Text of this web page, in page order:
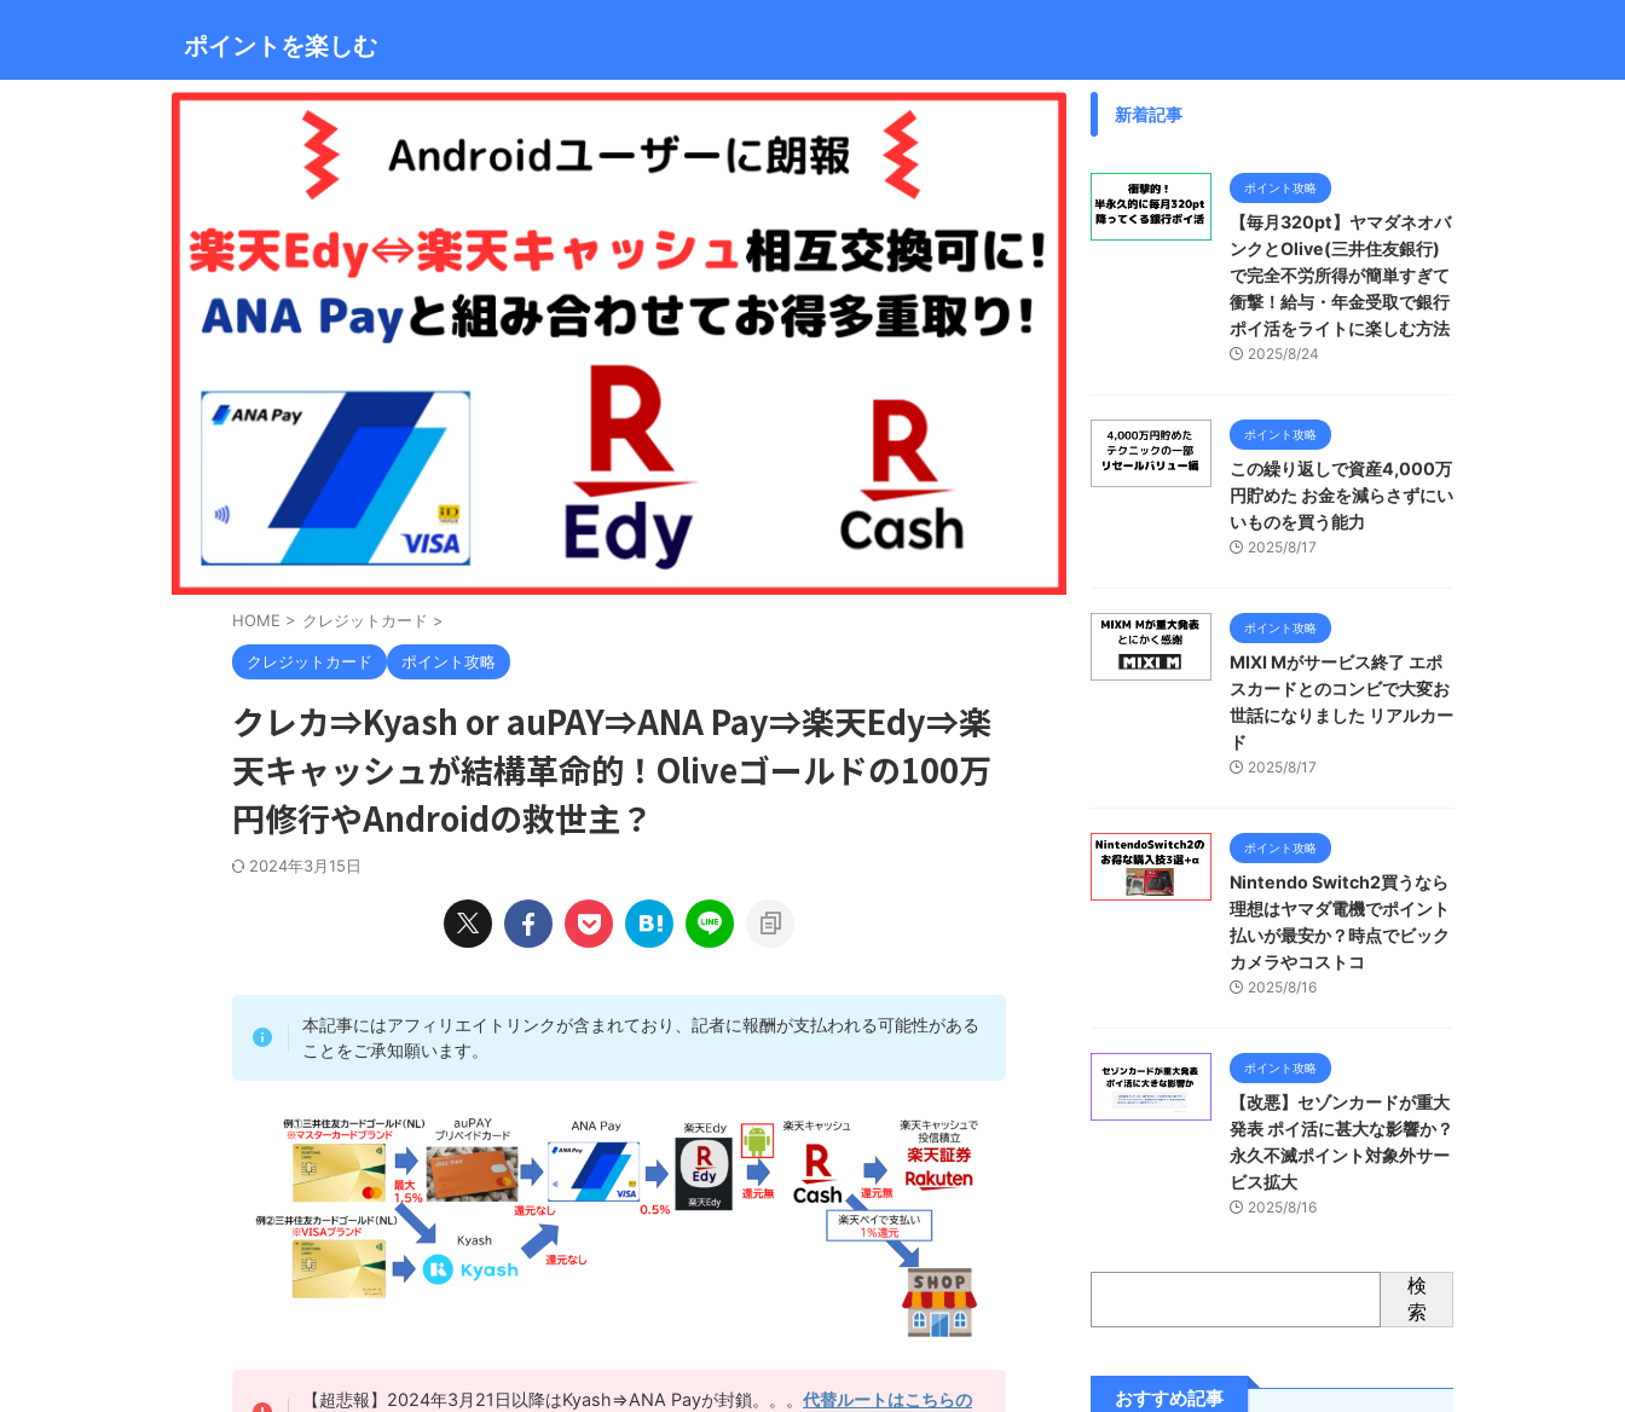
ポイントを楽しむ
HOME > クレジットカード >
クレジットカード ポイント攻略
クレカ⇒Kyash or auPAY⇒ANA Pay⇒楽天Edy⇒楽
天キャッシュが結構革命的！Oliveゴールドの100万
円修行やAndroidの救世主？
2024年3月15日
本記事にはアフィリエイトリンクが含まれており、記者に報酬が支払われる可能性がある
ことをご承知願います。
【超悲報】2024年3月21日以降はKyash⇒ANA Payが封鎖。。。代替ルートはこちらの
新着記事
ポイント攻略
【毎月320pt】ヤマダネオバ
ンクとOlive(三井住友銀行)
で完全不労所得が簡単すぎて
衝撃！給与・年金受取で銀行
ポイ活をライトに楽しむ方法
2025/8/24
ポイント攻略
この繰り返しで資産4,000万
円貯めた お金を減らさずにい
いものを買う能力
2025/8/17
ポイント攻略
MIXI Mがサービス終了 エポ
スカードとのコンビで大変お
世話になりました リアルカー
ド
2025/8/17
ポイント攻略
Nintendo Switch2買うなら
理想はヤマダ電機でポイント
払いが最安か？時点でビック
カメラやコストコ
2025/8/16
ポイント攻略
【改悪】セゾンカードが重大
発表 ポイ活に甚大な影響か？
永久不滅ポイント対象外サー
ビス拡大
2025/8/16
検
索
おすすめ記事